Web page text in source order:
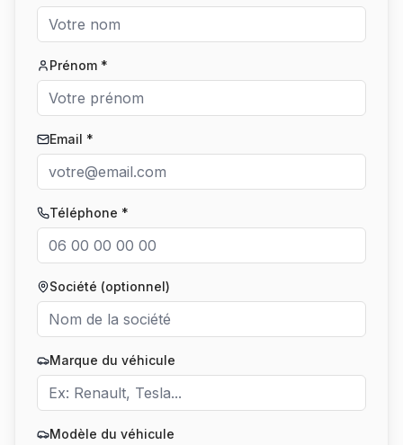
Prénom *
Email *
Téléphone *
Société (optionnel)
Marque du véhicule
Modèle du véhicule